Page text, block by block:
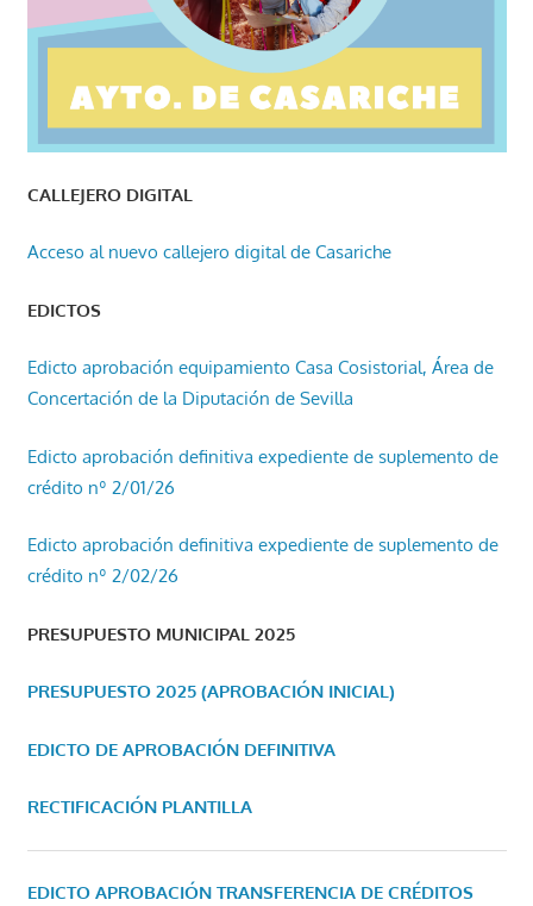
CALLEJERO DIGITAL
Acceso al nuevo callejero digital de Casariche
EDICTOS
Edicto aprobación equipamiento Casa Cosistorial, Área de
Concertación de la Diputación de Sevilla
Edicto aprobación definitiva expediente de suplemento de
crédito nº 2/01/26
Edicto aprobación definitiva expediente de suplemento de
crédito nº 2/02/26
PRESUPUESTO MUNICIPAL 2025
PRESUPUESTO 2025 (APROBACIÓN INICIAL)
EDICTO DE APROBACIÓN DEFINITIVA
RECTIFICACIÓN PLANTILLA
EDICTO APROBACIÓN TRANSFERENCIA DE CRÉDITOS